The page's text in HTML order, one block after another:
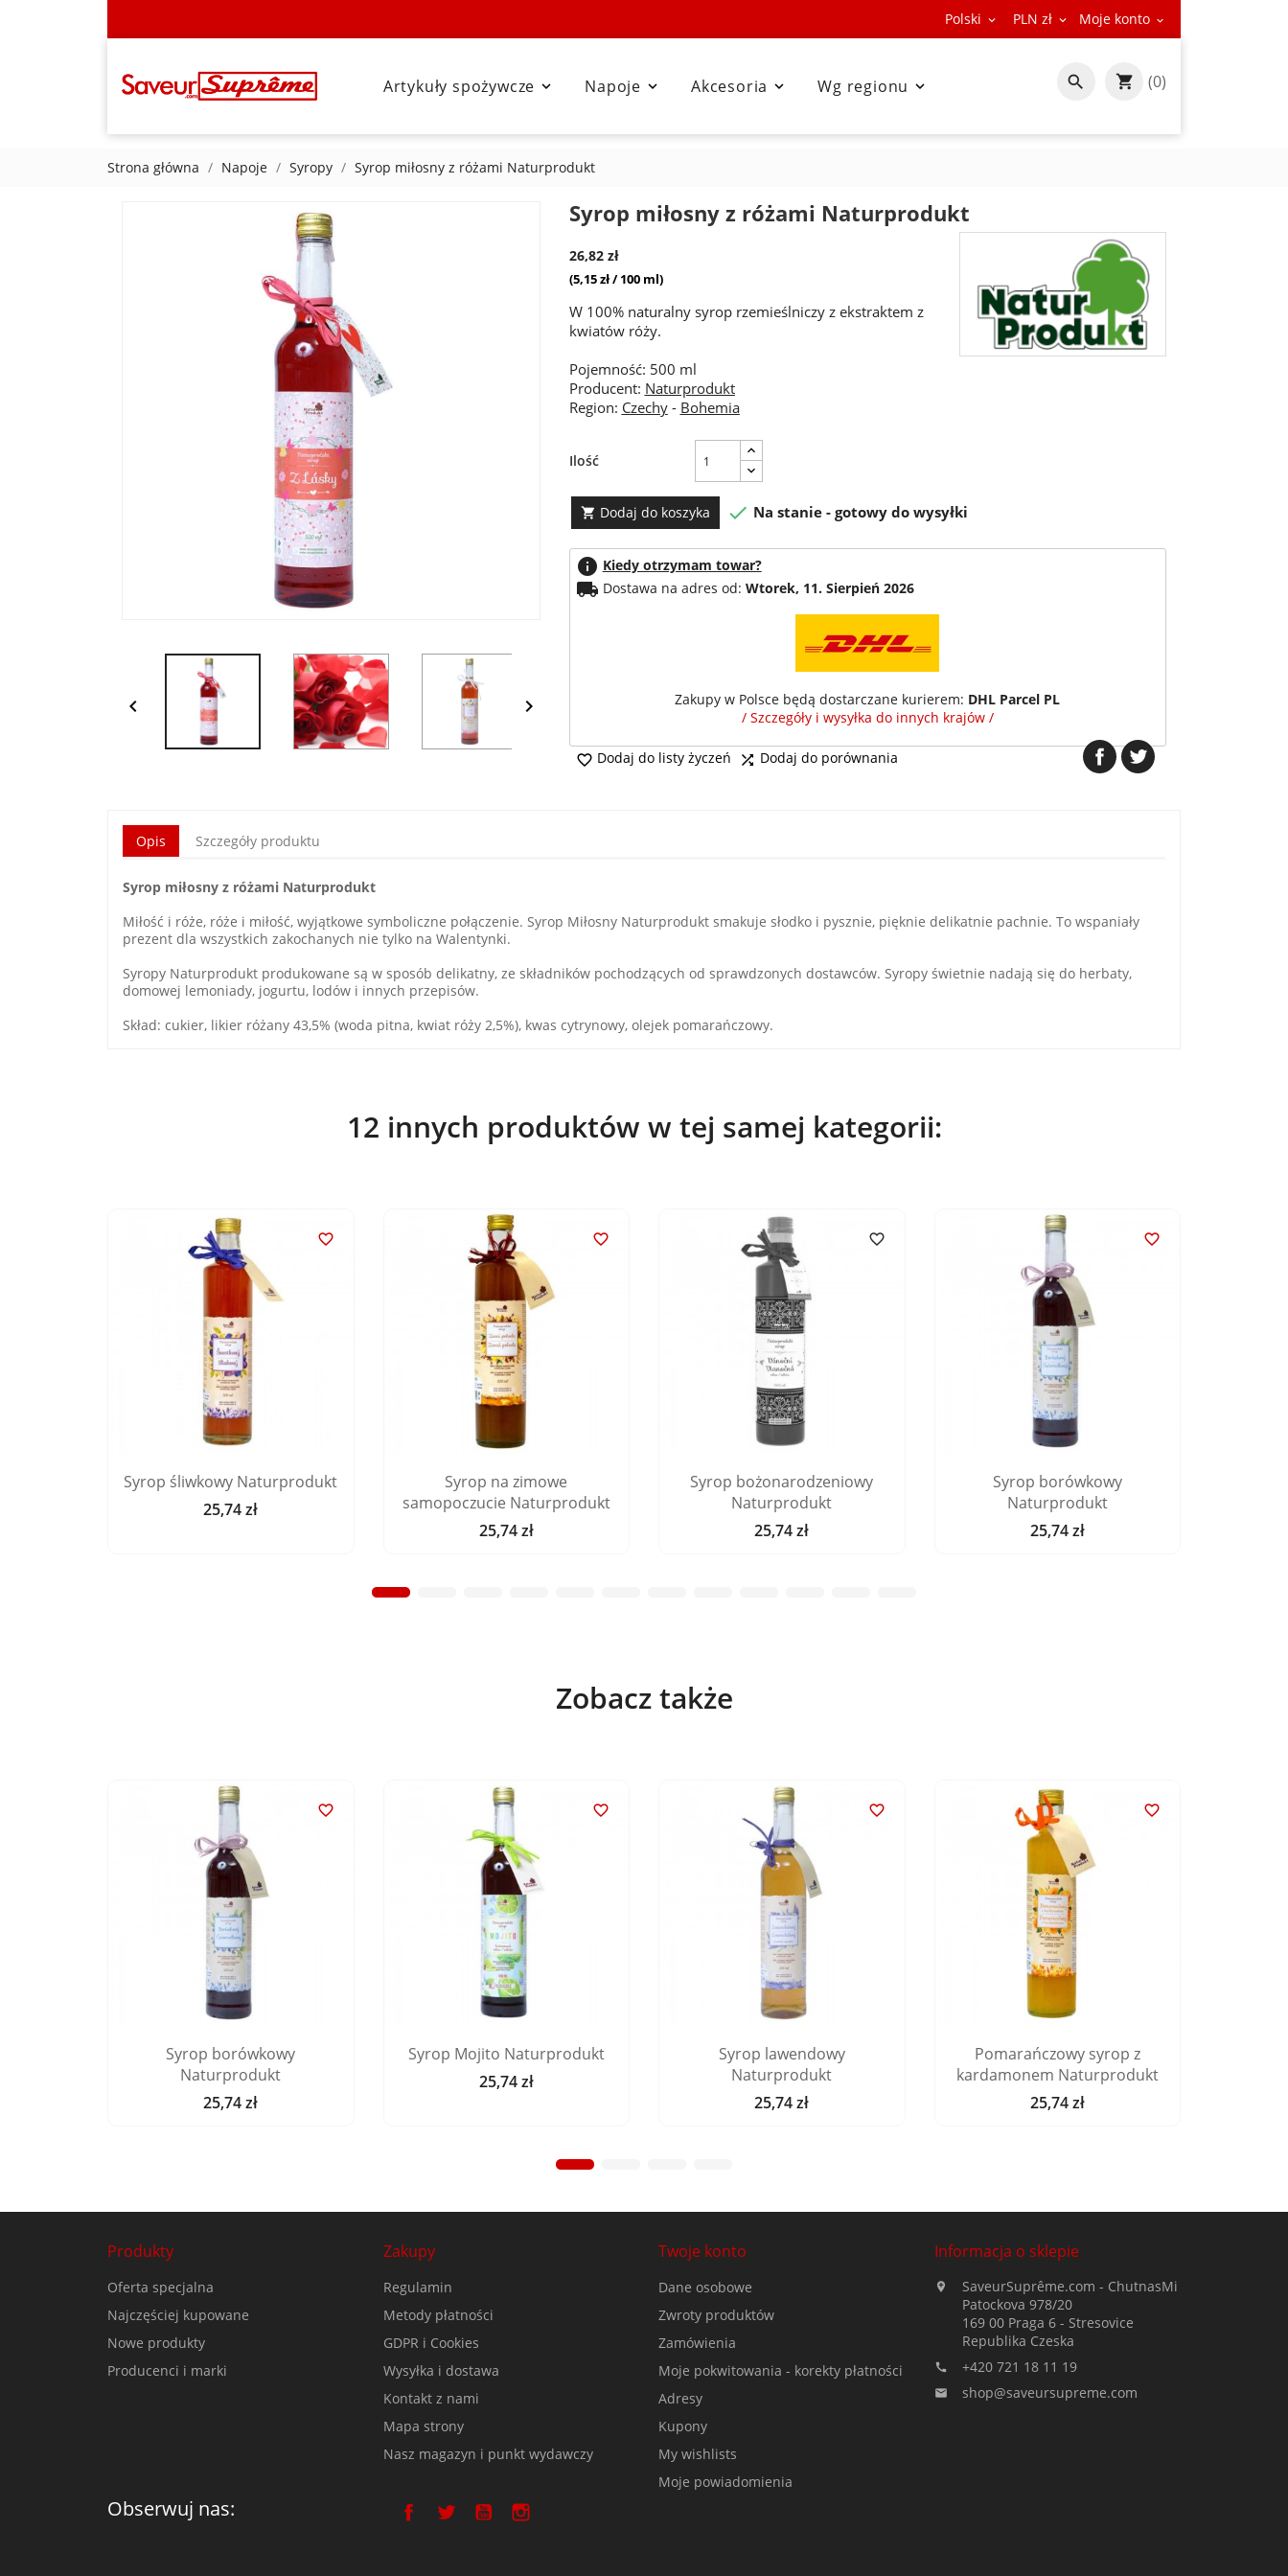
Polski  PLN zł  Moje konto 

Artykuły spożywcze 
Napoje 
Akcesoria 
Wg regionu  (0)
Strona główna Napoje Syropy Syrop miłosny z różami Naturprodukt
 
Syrop miłosny z różami Naturprodukt
26,82 zł
(5,15 zł / 100 ml)
W 100% naturalny syrop rzemieślniczy z ekstraktem z
kwiatów róży.
Pojemność: 500 ml
Producent: Naturprodukt
Region: Czechy- Bohemia
Ilość
 Dodaj do koszyka  Na stanie - gotowy do wysyłki
info Kiedy otrzymam towar?
local_shipping Dostawa na adres od: Wtorek, 11. Sierpień 2026
Zakupy w Polsce będą dostarczane kurierem: DHL Parcel PL
/ Szczegóły i wysyłka do innych krajów /
 Dodaj do listy życzeń  Dodaj do porównania
Opis Szczegóły produktu
Syrop miłosny z różami Naturprodukt
Miłość i róże, róże i miłość, wyjątkowe symboliczne połączenie. Syrop Miłosny Naturprodukt smakuje słodko i pysznie, pięknie delikatnie pachnie. To wspaniały
prezent dla wszystkich zakochanych nie tylko na Walentynki.
Syropy Naturprodukt produkowane są w sposób delikatny, ze składników pochodzących od sprawdzonych dostawców. Syropy świetnie nadają się do herbaty,
domowej lemoniady, jogurtu, lodów i innych przepisów.
Skład: cukier, likier różany 43,5% (woda pitna, kwiat róży 2,5%), kwas cytrynowy, olejek pomarańczowy.
12 innych produktów w tej samej kategorii:

Syrop śliwkowy Naturprodukt
Cena
25,74 zł

Syrop na zimowe
samopoczucie Naturprodukt
Cena
25,74 zł

Syrop bożonarodzeniowy
Naturprodukt
Cena
25,74 zł

Syrop borówkowy
Naturprodukt
Cena
25,74 zł
Zobacz także

Syrop borówkowy
Naturprodukt
Cena
25,74 zł

Syrop Mojito Naturprodukt
Cena
25,74 zł

Syrop lawendowy
Naturprodukt
Cena
25,74 zł

Pomarańczowy syrop z
kardamonem Naturprodukt
Cena
25,74 zł
Produkty
Oferta specjalna
Najczęściej kupowane
Nowe produkty
Producenci i marki
Zakupy
Regulamin
Metody płatności
GDPR i Cookies
Wysyłka i dostawa
Kontakt z nami
Mapa strony
Nasz magazyn i punkt wydawczy
Twoje konto
Dane osobowe
Zwroty produktów
Zamówienia
Moje pokwitowania - korekty płatności
Adresy
Kupony
My wishlists
Moje powiadomienia
Informacja o sklepie

SaveurSuprême.com - ChutnasMi
Patockova 978/20
169 00 Praga 6 - Stresovice
Republika Czeska
 +420 721 18 11 19
 shop@saveursupreme.com
Obserwuj nas: